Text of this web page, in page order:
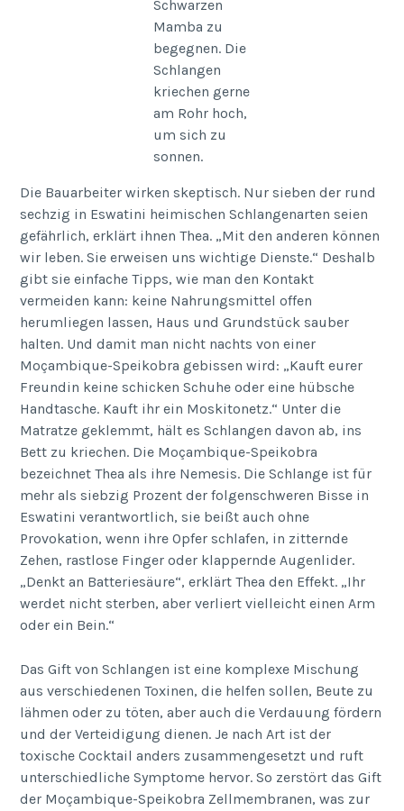
Schwarzen
Mamba zu
begegnen. Die
Schlangen
kriechen gerne
am Rohr hoch,
um sich zu
sonnen.
Die Bauarbeiter wirken skeptisch. Nur sieben der rund
sechzig in Eswatini heimischen Schlangenarten seien
gefährlich, erklärt ihnen Thea. „Mit den anderen können
wir leben. Sie erweisen uns wichtige Dienste.“ Deshalb
gibt sie einfache Tipps, wie man den Kontakt
vermeiden kann: keine Nahrungsmittel offen
herumliegen lassen, Haus und Grundstück sauber
halten. Und damit man nicht nachts von einer
Moçambique-Speikobra gebissen wird: „Kauft eurer
Freundin keine schicken Schuhe oder eine hübsche
Handtasche. Kauft ihr ein Moskitonetz.“ Unter die
Matratze geklemmt, hält es Schlangen davon ab, ins
Bett zu kriechen. Die Moçambique-Speikobra
bezeichnet Thea als ihre Nemesis. Die Schlange ist für
mehr als siebzig Prozent der folgenschweren Bisse in
Eswatini verantwortlich, sie beißt auch ohne
Provokation, wenn ihre Opfer schlafen, in zitternde
Zehen, rastlose Finger oder klappernde Augenlider.
„Denkt an Batteriesäure“, erklärt Thea den Effekt. „Ihr
werdet nicht sterben, aber verliert vielleicht einen Arm
oder ein Bein.“
Das Gift von Schlangen ist eine komplexe Mischung
aus verschiedenen Toxinen, die helfen sollen, Beute zu
lähmen oder zu töten, aber auch die Verdauung fördern
und der Verteidigung dienen. Je nach Art ist der
toxische Cocktail anders zusammengesetzt und ruft
unterschiedliche Symptome hervor. So zerstört das Gift
der Moçambique-Speikobra Zellmembranen, was zur